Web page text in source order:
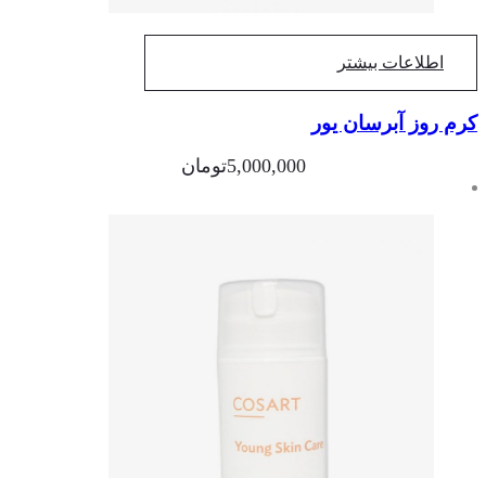
اطلاعات بیشتر
روز آبرسان یور
5,000,000تومان